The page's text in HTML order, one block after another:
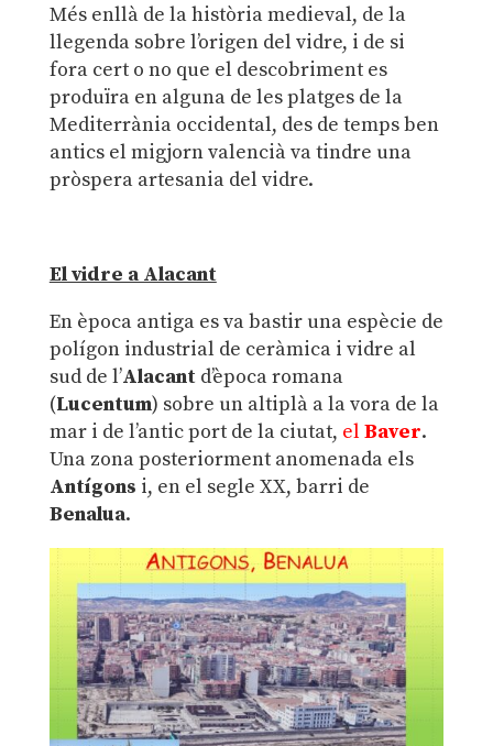
Més enllà de la història medieval, de la
llegenda sobre l’origen del vidre, i de si
fora cert o no que el descobriment es
produïra en alguna de les platges de la
Mediterrània occidental, des de temps ben
antics el migjorn valencià va tindre una
pròspera artesania del vidre.
El vidre a Alacant
En època antiga es va bastir una espècie de
polígon industrial de ceràmica i vidre al
sud de l’Alacantd’època romana
(Lucentum) sobre un altiplà a la vora de la
mar i de l’antic port de la ciutat, elBaver.
Una zona posteriorment anomenada els
Antígons i, en el segle XX, barri de
Benalua.